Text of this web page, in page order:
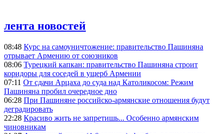
лента новостей
08:48 Курс на самоуничтожение: правительство Пашиняна
отрывает Армению от союзников
08:06 Турецкий капкан: правительство Пашиняна строит
коридоры для соседей в ущерб Армении
07:11 От сдачи Арцаха до суда над Католикосом: Режим
Пашиняна пробил очередное дно
06:28 При Пашиняне российско-армянские отношения будут
деградировать
22:28 Красиво жить не запретишь... Особенно армянским
чиновникам